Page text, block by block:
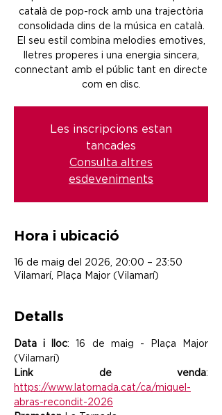
català de pop-rock amb una trajectòria
consolidada dins de la música en català.
El seu estil combina melodies emotives,
lletres properes i una energia sincera,
connectant amb el públic tant en directe
com en disc.
Les inscripcions estan
tancades
Consulta altres
esdeveniments
Hora i ubicació
16 de maig del 2026, 20:00 – 23:50
Vilamarí, Plaça Major (Vilamarí)
Detalls
Data i lloc: 16 de maig - Plaça Major
(Vilamarí)
Link de venda
https://www.latornada.cat/ca/miquel-
abras-recondit-2026